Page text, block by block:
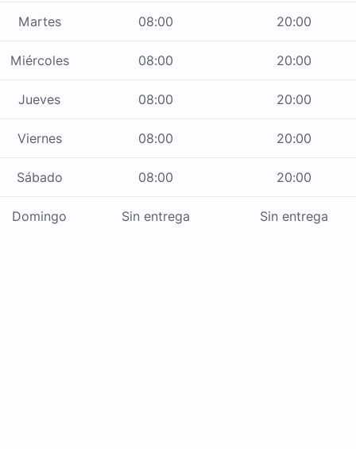
Martes 08:00 20:00
Miércoles 08:00 20:00
Jueves 08:00 20:00
Viernes 08:00 20:00
Sábado 08:00 20:00
Domingo Sin entrega Sin entrega